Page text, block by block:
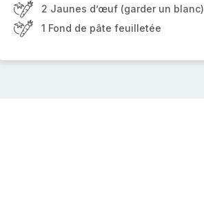
2 Jaunes d’œuf (garder un blanc)
1 Fond de pâte feuilletée